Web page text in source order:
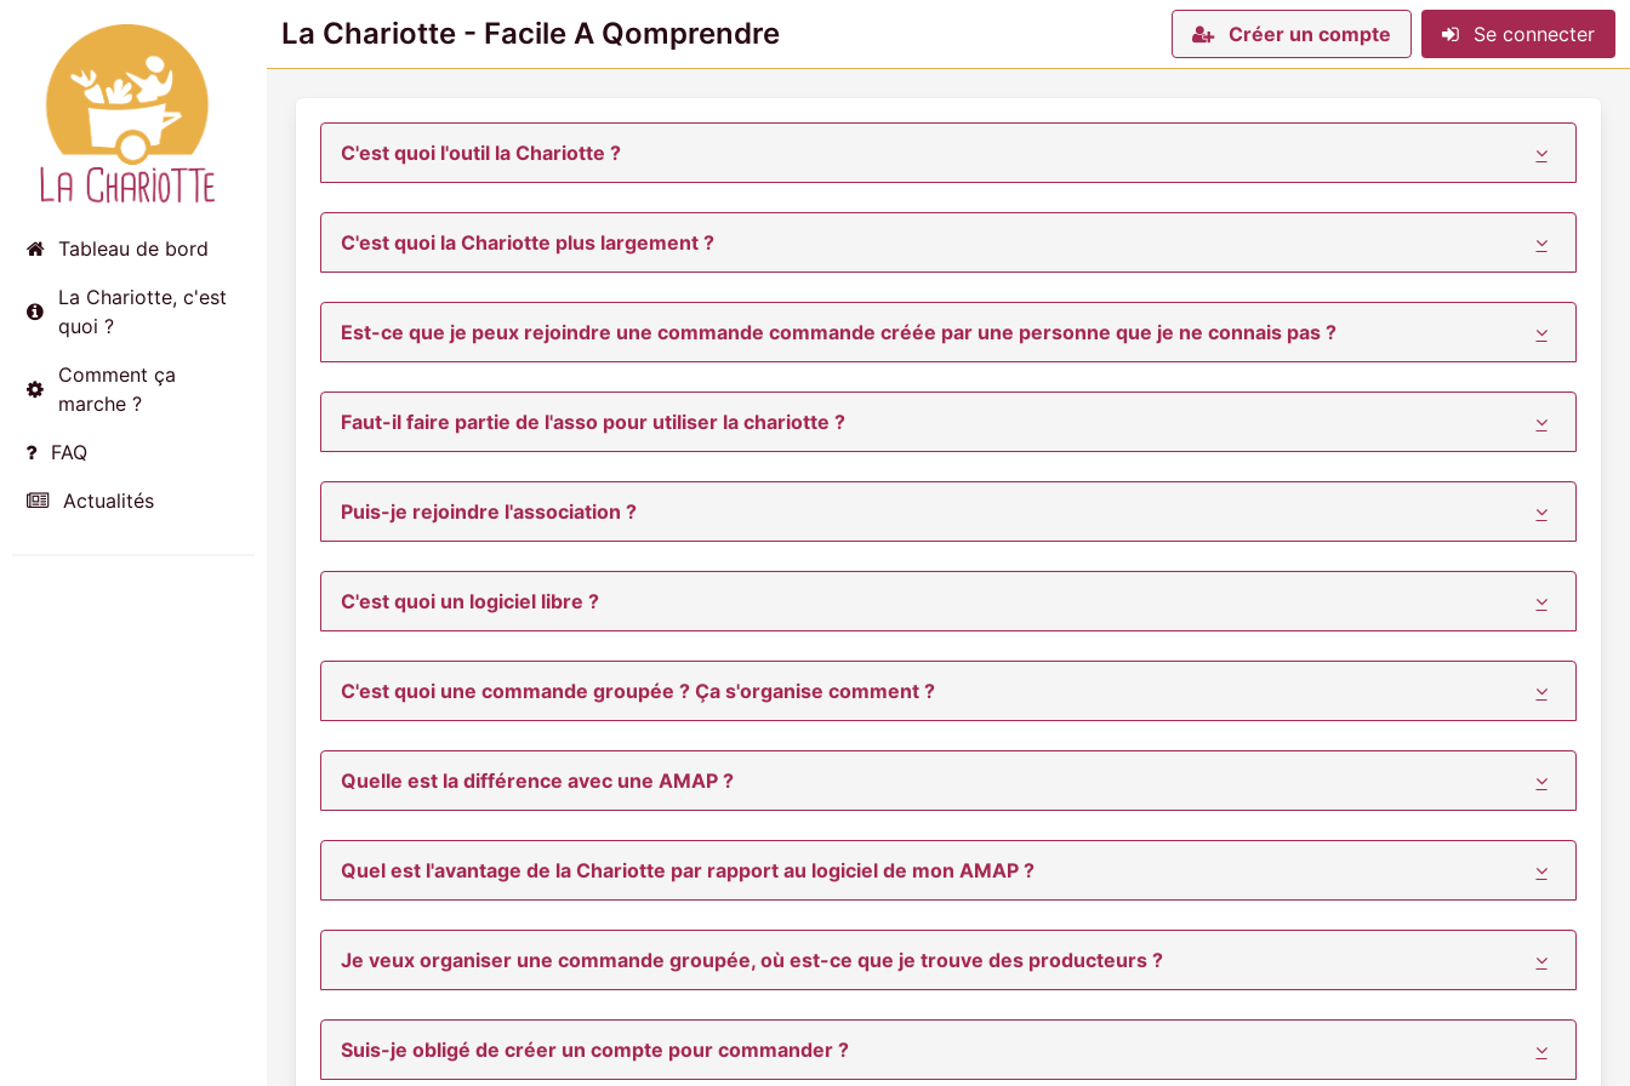
La Chariotte - Facile A Qomprendre Créer un compte Se connecter
Tableau de bord
La Chariotte, c'est
quoi ?
Comment ça
marche ?
FAQ
Actualités
C'est quoi l'outil la Chariotte ?
C'est quoi la Chariotte plus largement ?
Est-ce que je peux rejoindre une commande commande créée par une personne que je ne connais pas ?
Faut-il faire partie de l'asso pour utiliser la chariotte ?
Puis-je rejoindre l'association ?
C'est quoi un logiciel libre ?
C'est quoi une commande groupée ? Ça s'organise comment ?
Quelle est la différence avec une AMAP ?
Quel est l'avantage de la Chariotte par rapport au logiciel de mon AMAP ?
Je veux organiser une commande groupée, où est-ce que je trouve des producteurs ?
Suis-je obligé de créer un compte pour commander ?